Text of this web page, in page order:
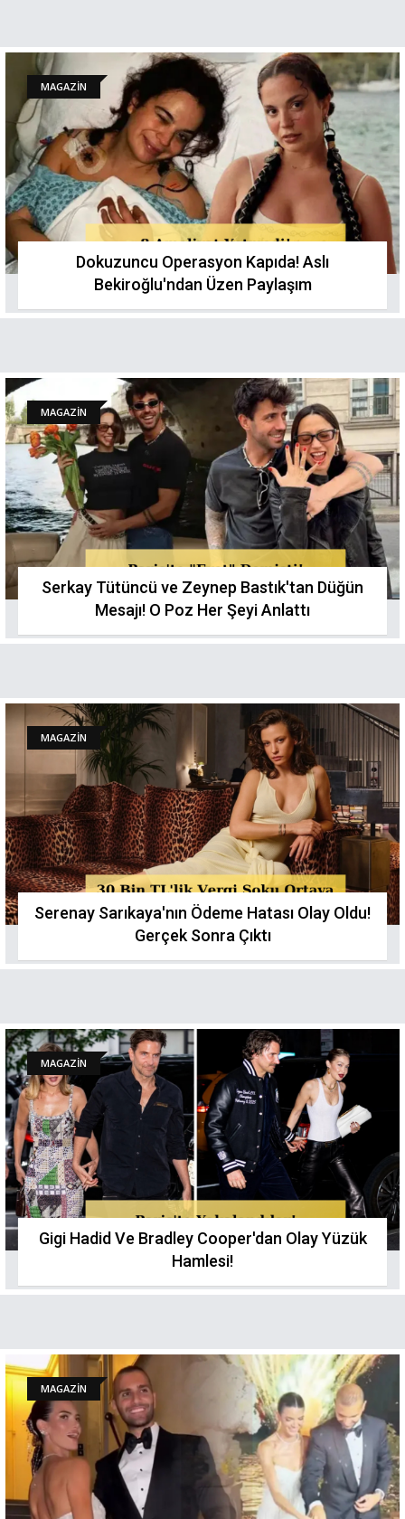
MAGAZİN
Dokuzuncu Operasyon Kapıda! Aslı
Bekiroğlu'ndan Üzen Paylaşım
MAGAZİN
Serkay Tütüncü ve Zeynep Bastık'tan Düğün
Mesajı! O Poz Her Şeyi Anlattı
MAGAZİN
Serenay Sarıkaya'nın Ödeme Hatası Olay Oldu!
Gerçek Sonra Çıktı
MAGAZİN
Gigi Hadid Ve Bradley Cooper'dan Olay Yüzük
Hamlesi!
MAGAZİN